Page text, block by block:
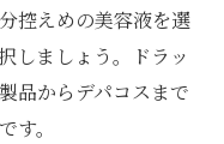
容液の塗り方と
荒れ美容液を賢
控えめの美容液を選
しましょう。ドラッ
品からデパコスまで
す。